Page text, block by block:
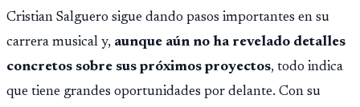
Cristian Salguero sigue dando pasos importantes en su
carrera musical y, aunque aún no ha revelado detalles
concretos sobre sus próximos proyectos, todo indica
que tiene grandes oportunidades por delante. Con su